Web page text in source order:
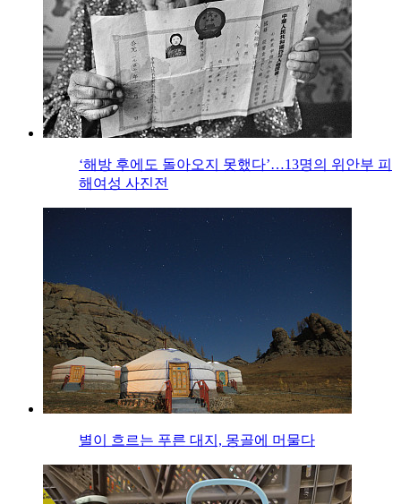
‘해방 후에도 돌아오지 못했다’…13명의 위안부 피
해여성 사진전
별이 흐르는 푸른 대지, 몽골에 머물다